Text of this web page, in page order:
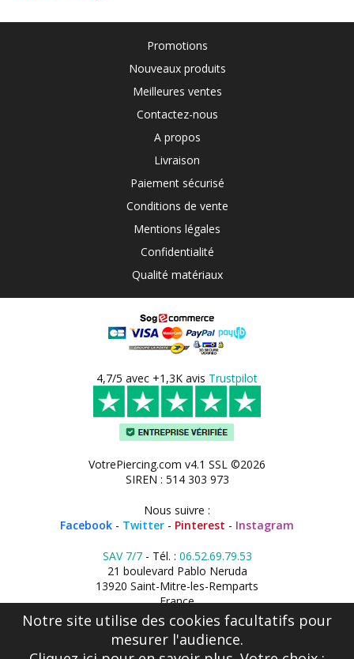
Promotions
Nouveaux produits
Meilleures ventes
Contactez-nous
A propos
Livraison
Paiement sécurisé
Conditions de vente
Mentions légales
Confidentialité
Qualité matériaux
4,7/5 avec +1,3K avis Trustpilot
VotrePiercing.com v4.1 SSL ©2026
SIREN : 514 303 973
Nous suivre :
Facebook - Twitter - Pinterest - Instagram
SAV 7/7- Tél. : 06.52.69.79.53
21 boulevard Pablo Neruda
13920 Saint-Mitre-les-Remparts
France
Notre site utilise des cookies facultatifs pour
mesurer l'audience.